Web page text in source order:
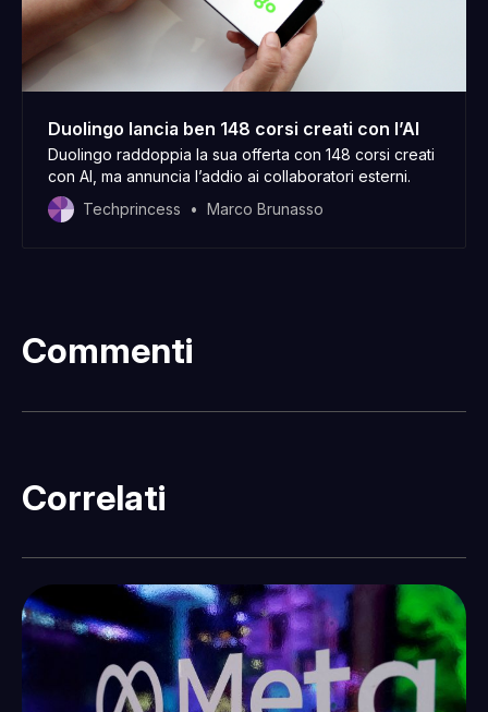
Duolingo lancia ben 148 corsi creati con l’AI
Duolingo raddoppia la sua offerta con 148 corsi creati
con AI, ma annuncia l’addio ai collaboratori esterni.
Techprincess
Marco Brunasso
Commenti
Correlati